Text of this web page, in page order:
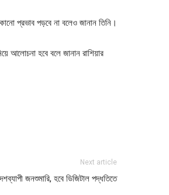
প্রভাব পড়বে না বলেও জানান তিনি।
আলোচনা হবে বলে জানান রাশিয়ার
Next article
জনশুমারি, হবে ডিজিটাল পদ্ধতিতে